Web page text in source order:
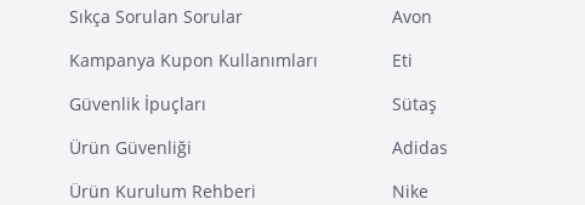
Sıkça Sorulan Sorular
Kampanya Kupon Kullanımları
Güvenlik İpuçları
Ürün Güvenliği
Ürün Kurulum Rehberi
Avon
Eti
Sütaş
Adidas
Nike